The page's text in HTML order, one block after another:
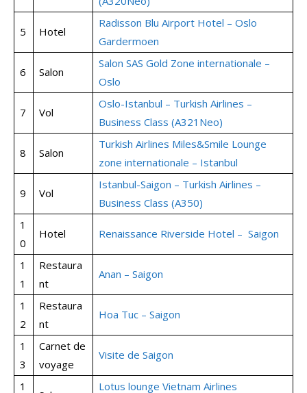
5 Hotel
Radisson Blu Airport Hotel – Oslo
Gardermoen
6 Salon
Salon SAS Gold Zone internationale –
Oslo
7 Vol
Oslo-Istanbul – Turkish Airlines –
Business Class (A321Neo)
8 Salon
Turkish Airlines Miles&Smile Lounge
zone internationale – Istanbul
9 Vol
Istanbul-Saigon – Turkish Airlines –
Business Class (A350)
1
0
Hotel Renaissance Riverside Hotel – Saigon
1
1
Restaura
nt
Anan – Saigon
1
2
Restaura
nt
Hoa Tuc – Saigon
1
3
Carnet de
voyage
Visite de Saigon
1 Lotus lounge Vietnam Airlines